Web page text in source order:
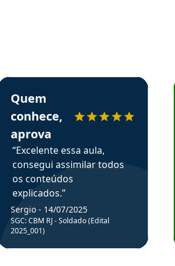
em depoimentoSergio recomenda o Aprova
Quem
conhece,
aprova
“Excelente essa aula,
consegui assimilar todos
os conteúdos
explicados.”
Sergio - 14/07/2025
SGC: CBM RJ - Soldado (Edital
2025_001)